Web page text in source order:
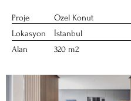
Özel Konut
İstanbul
320 m2
Proje
Lokasyon
Alan